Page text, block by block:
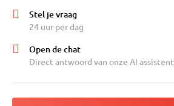
Stel je vraag
24 uur per dag
Open de chat
Direct antwoord van onze AI assistent